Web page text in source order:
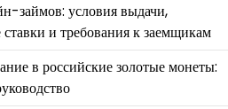
займов: условия выдачи,
и требования к заемщикам
в российские золотые монеты: